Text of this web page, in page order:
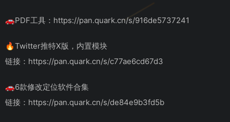
🚗PDF工具：https://pan.quark.cn/s/916de5737241
🔥Twitter推特X版，内置模块
链接：https://pan.quark.cn/s/c77ae6cd67d3
🚗6款修改定位软件合集
链接：https://pan.quark.cn/s/de84e9b3fd5b